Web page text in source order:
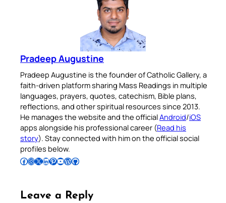
Pradeep Augustine
Pradeep Augustine is the founder of Catholic Gallery, a
faith-driven platform sharing Mass Readings in multiple
languages, prayers, quotes, catechism, Bible plans,
reflections, and other spiritual resources since 2013.
He manages the website and the officialAndroid/iOS
apps alongside his professional career (Read his
story). Stay connected with him on the official social
profiles below.
Follow Pradeep on Facebook Follow Pradeep on InstagramFollow Pradeep on X Follow Pradeep on LinkedIn Follow Pradeep on Pinterest Subscribe to Pradeep’s Youtube Channel Follow Pradeep on WordPress Follow Pradeep on GitHub
Leave a Reply